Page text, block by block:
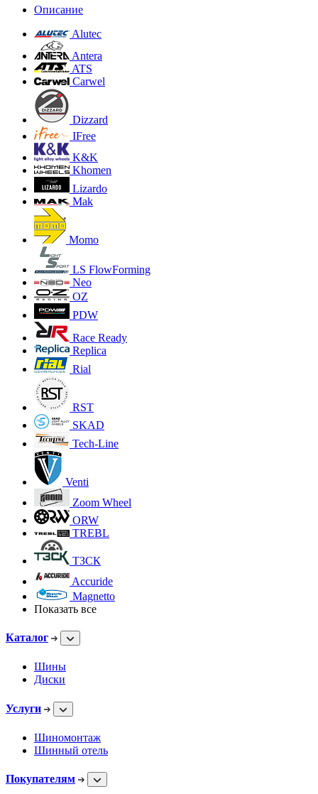
Описание
Alutec
Antera
ATS
Carwel
Dizzard
IFree
K&K
Khomen
Lizardo
Mak
Momo
LS FlowForming
Neo
OZ
PDW
Race Ready
Replica
Rial
RST
SKAD
Tech-Line
Venti
Zoom Wheel
ORW
TREBL
ТЗСК
Accuride
Magnetto
Показать все
Каталог
Шины
Диски
Услуги
Шиномонтаж
Шинный отель
Покупателям